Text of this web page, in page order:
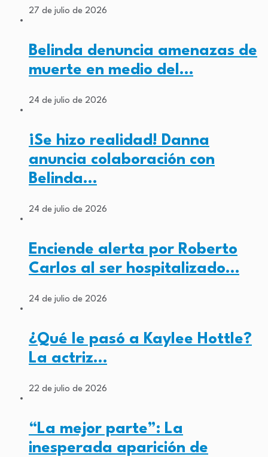
27 de julio de 2026
Belinda denuncia amenazas de
muerte en medio del…
24 de julio de 2026
¡Se hizo realidad! Danna
anuncia colaboración con
Belinda…
24 de julio de 2026
Enciende alerta por Roberto
Carlos al ser hospitalizado…
24 de julio de 2026
¿Qué le pasó a Kaylee Hottle?
La actriz…
22 de julio de 2026
“La mejor parte”: La
inesperada aparición de